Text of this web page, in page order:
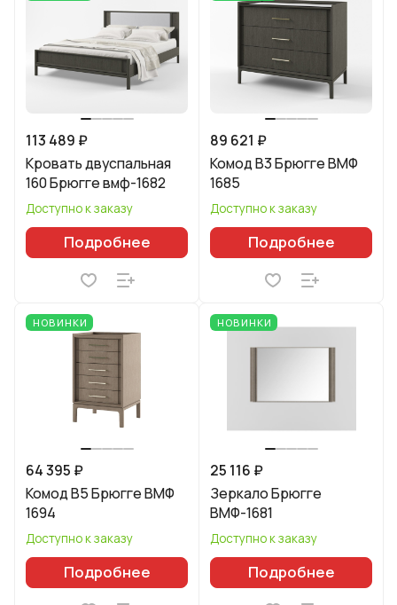
113 489 ₽
Кровать двуспальная
160 Брюгге вмф-1682
Доступно к заказу
Подробнее
89 621 ₽
Комод В3 Брюгге ВМФ
1685
Доступно к заказу
Подробнее
НОВИНКИ
64 395 ₽
Комод B5 Брюгге ВМФ
1694
Доступно к заказу
Подробнее
НОВИНКИ
25 116 ₽
Зеркало Брюгге
ВМФ-1681
Доступно к заказу
Подробнее